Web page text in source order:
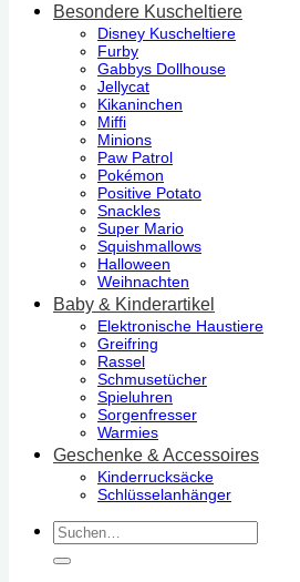
Besondere Kuscheltiere
Disney Kuscheltiere
Furby
Gabbys Dollhouse
Jellycat
Kikaninchen
Miffi
Minions
Paw Patrol
Pokémon
Positive Potato
Snackles
Super Mario
Squishmallows
Halloween
Weihnachten
Baby & Kinderartikel
Elektronische Haustiere
Greifring
Rassel
Schmusetücher
Spieluhren
Sorgenfresser
Warmies
Geschenke & Accessoires
Kinderrucksäcke
Schlüsselanhänger
Suchen